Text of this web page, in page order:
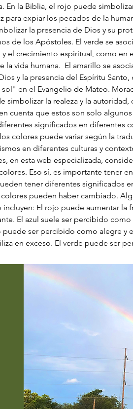
En la Biblia, el rojo puede
para expiar los pecados de la
la presencia de Dios y su
de los Apóstoles. El verde se
el crecimiento espiritual, como
vida humana.  El amarillo se
y la presencia del Espíritu
en el Evangelio de Mateo.
simbolizar la realeza y la
cuenta que estos son solo
significados en diferentes
colores puede variar según la
en diferentes culturas y
en esta web especializada,
Eso sí, es importante tener
tener diferentes significados
pueden haber cambiado.
El rojo puede aumentar la
El azul suele ser percibido
puede ser percibido como alegre
en exceso. El verde puede ser